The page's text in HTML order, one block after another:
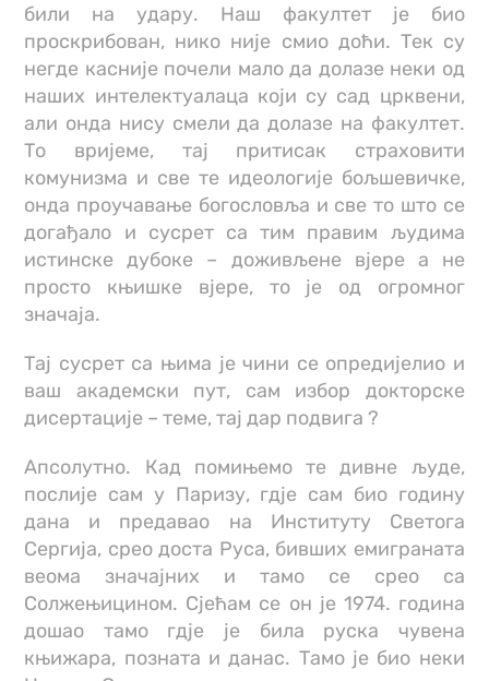
били на удару. Наш факултет је био
проскрибован, нико није смио доћи. Тек су
негде касније почели мало да долазе неки од
наших интелектуалаца који су сад црквени,
али онда нису смели да долазе на факултет.
То вријеме, тај притисак страховити
комунизма и све те идеологије бољшевичке,
онда проучавање богословља и све то што се
догађало и сусрет са тим правим људима
истинске дубоке – доживљене вјере а не
просто књишке вјере, то је од огромног
значаја.
Тај сусрет са њима је чини се опредијелио и
ваш академски пут, сам избор докторске
дисертације – теме, тај дар подвига ?
Апсолутно. Кад помињемо те дивне људе,
послије сам у Паризу, гдје сам био годину
дана и предавао на Институту Светога
Сергија, срео доста Руса, бивших емиграната
веома значајних и тамо се срео са
Солжењицином. Сјећам се он је 1974. година
дошао тамо гдје је била руска чувена
књижара, позната и данас. Тамо је био неки